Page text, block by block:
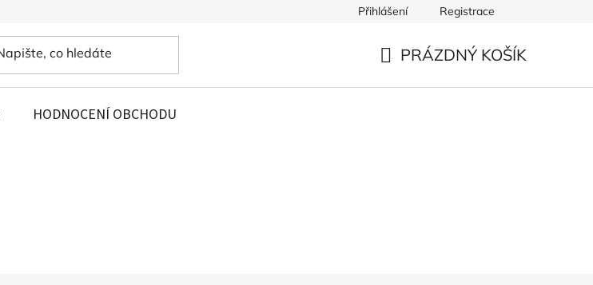
Přihlášení Registrace
PRÁZDNÝ KOŠÍK
HODNOCENÍ OBCHODU